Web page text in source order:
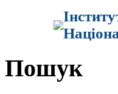
Пошук